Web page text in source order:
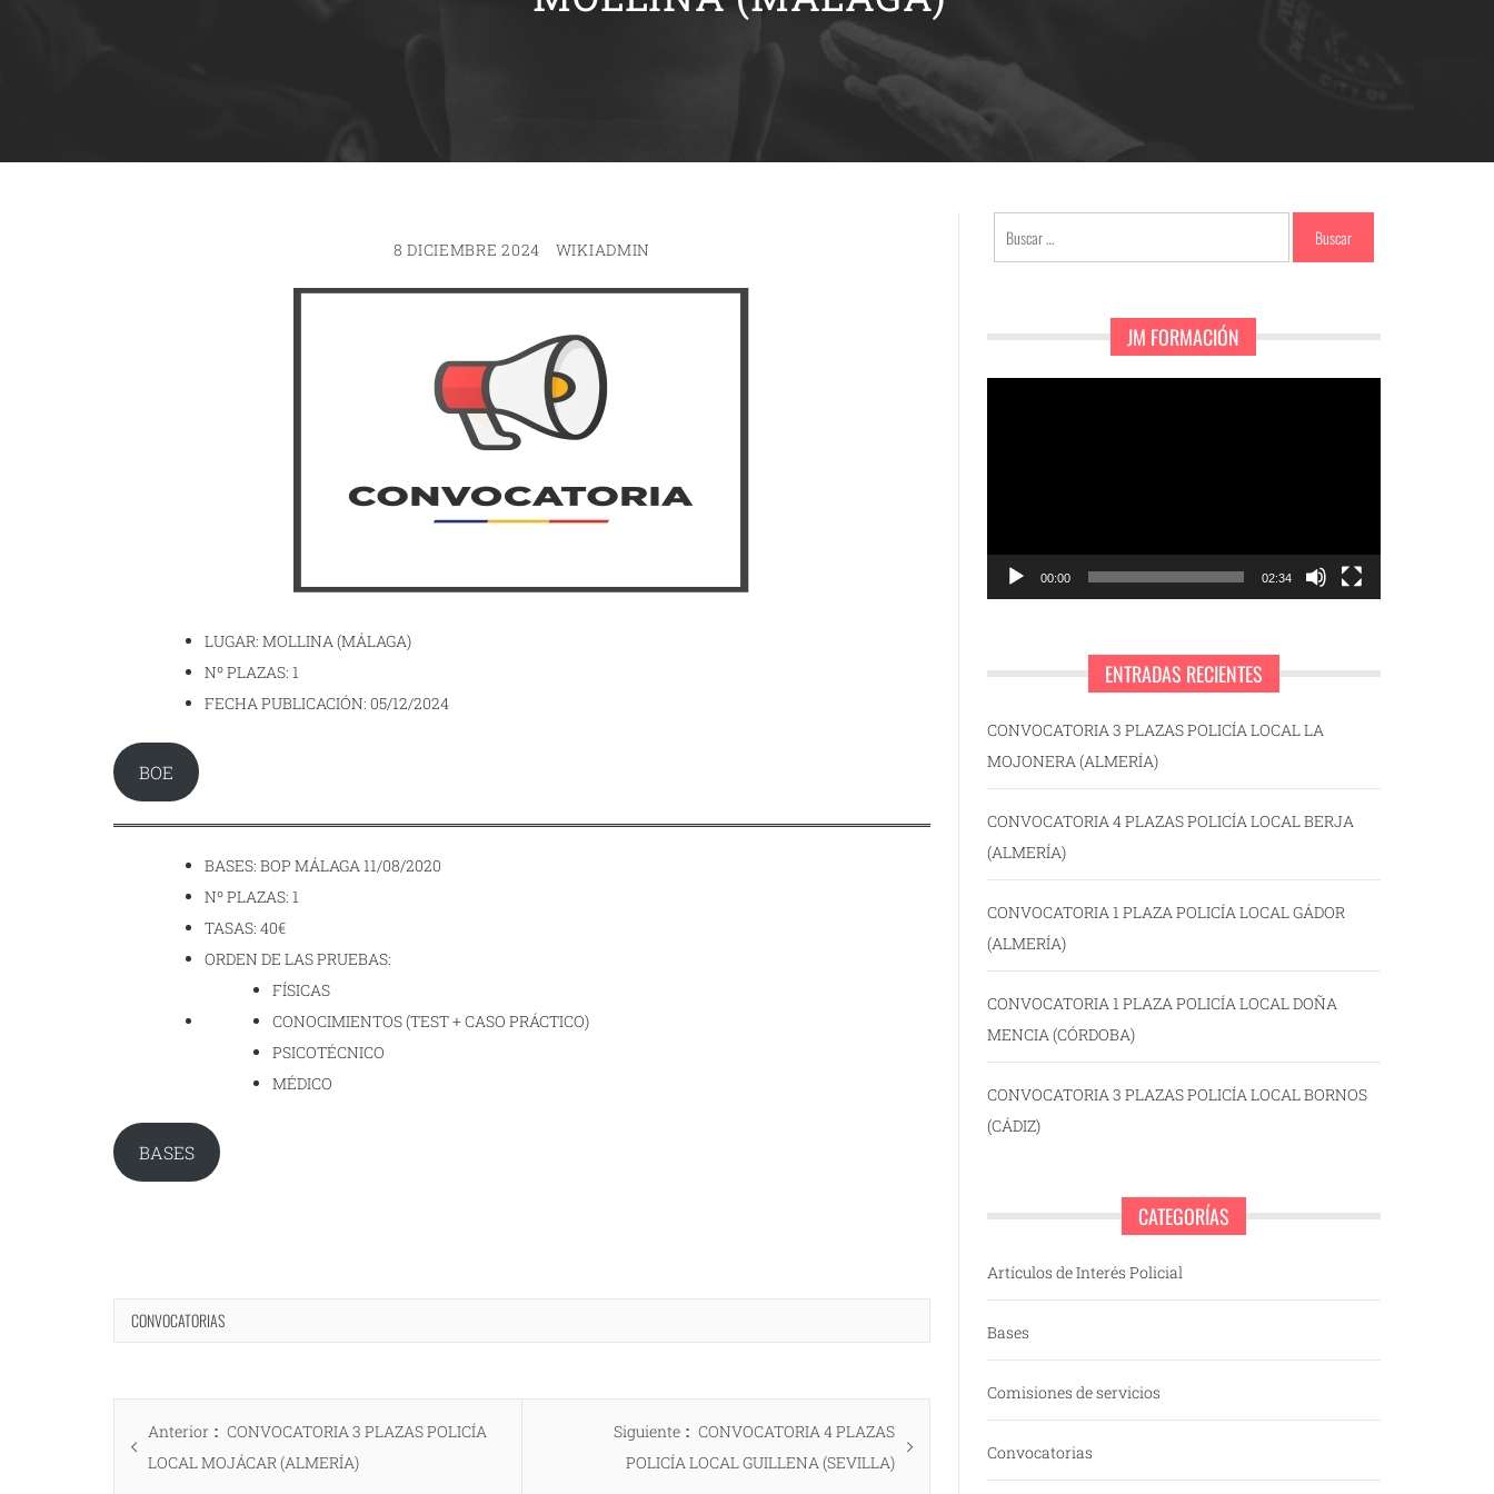
8 DICIEMBRE 2024 WIKIADMIN
LUGAR: MOLLINA (MÁLAGA)
Nº PLAZAS: 1
FECHA PUBLICACIÓN: 05/12/2024
BOE
BASES: BOP MÁLAGA 11/08/2020
Nº PLAZAS: 1
TASAS: 40€
ORDEN DE LAS PRUEBAS:
FÍSICAS
CONOCIMIENTOS (TEST + CASO PRÁCTICO)
PSICOTÉCNICO
MÉDICO
BASES
CONVOCATORIAS
Navegación
de Anterior
Entrada
anterior:
CONVOCATORIA 3 PLAZAS POLICÍA
LOCAL MOJÁCAR (ALMERÍA)
Siguiente
Entrada
siguiente:
CONVOCATORIA 4 PLAZAS
POLICÍA LOCAL GUILLENA (SEVILLA)
Buscar:
JM FORMACIÓN
00:00 02:34
ENTRADAS RECIENTES
CONVOCATORIA 3 PLAZAS POLICÍA LOCAL LA
MOJONERA (ALMERÍA)
CONVOCATORIA 4 PLAZAS POLICÍA LOCAL BERJA
(ALMERÍA)
CONVOCATORIA 1 PLAZA POLICÍA LOCAL GÁDOR
(ALMERÍA)
CONVOCATORIA 1 PLAZA POLICÍA LOCAL DOÑA
MENCIA (CÓRDOBA)
CONVOCATORIA 3 PLAZAS POLICÍA LOCAL BORNOS
(CÁDIZ)
CATEGORÍAS
Artículos de Interés Policial
Bases
Comisiones de servicios
Convocatorias